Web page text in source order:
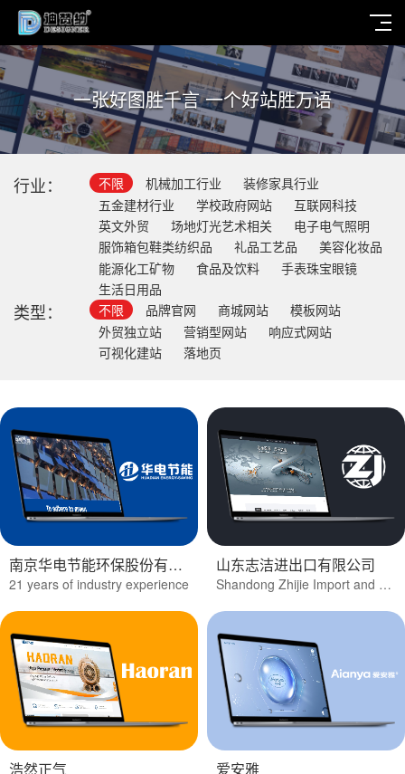
一张好图胜千言 一个好站胜万语
行业： 不限 机械加工行业
装修家具行业
五金建材行业
学校政府网站
互联网科技
英文外贸
场地灯光艺术相关
电子电气照明
服饰箱包鞋类纺织品
礼品工艺品
美容化妆品
能源化工矿物
食品及饮料
手表珠宝眼镜
生活日用品
类型： 不限 品牌官网 商城网站
模板网站
外贸独立站
营销型网站
响应式网站
可视化建站
落地页
南京华电节能环保股份有限公司
21 years of industry experience
山东志洁进出口有限公司
Shandong Zhijie Import and Export Co., Ltd.
浩然正气 爱安雅